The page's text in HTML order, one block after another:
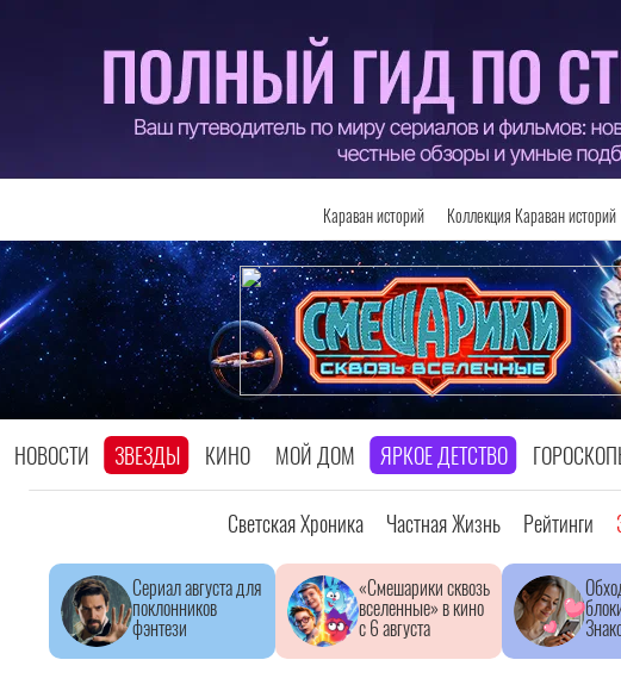
Караван историй Коллекция Караван историй
НОВОСТИ ЗВЕЗДЫ КИНО МОЙ ДОМ ЯРКОЕ ДЕТСТВО
Светская Хроника Частная Жизнь Рейтинги
Сериал августа для
поклонников
фэнтези
«Смешарики сквозь
вселенные» в кино
с 6 августа